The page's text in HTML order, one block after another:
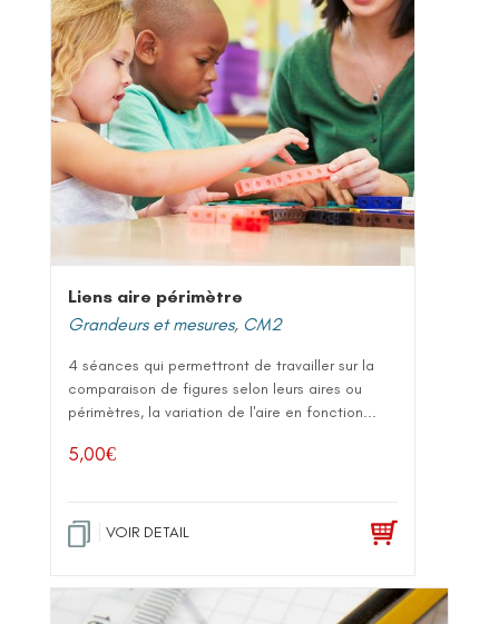
Liens aire périmètre
Grandeurs et mesures, CM2
4 séances qui permettront de travailler sur la
comparaison de figures selon leurs aires ou
périmètres, la variation de l'aire en fonction...
5,00€
VOIR DETAIL